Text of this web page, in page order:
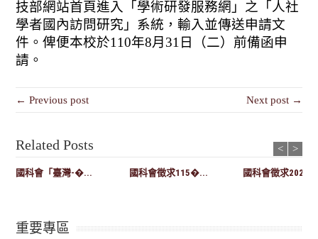
技部網站首頁進入「學術研發服務網」之「人社
學者國內訪問研究」系統，輸入並傳送申請文
件。俾便本校於110年8月31日（二）前備函申
請。
← Previous post Next post →
Related Posts
國科會「臺灣-�... 國科會徵求115�... 國科會徵求2027-
< >
重要專區